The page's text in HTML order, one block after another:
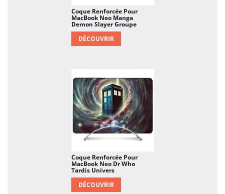
Coque Renforcée Pour
MacBook Neo Manga
Demon Slayer Groupe
DÉCOUVRIR
Coque Renforcée Pour
MacBook Neo Dr Who
Tardis Univers
DÉCOUVRIR